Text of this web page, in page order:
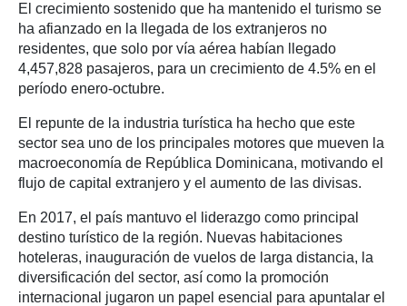
El crecimiento sostenido que ha mantenido el turismo se
ha afianzado en la llegada de los extranjeros no
residentes, que solo por vía aérea habían llegado
4,457,828 pasajeros, para un crecimiento de 4.5% en el
período enero-octubre.
El repunte de la industria turística ha hecho que este
sector sea uno de los principales motores que mueven la
macroeconomía de República Dominicana, motivando el
flujo de capital extranjero y el aumento de las divisas.
En 2017, el país mantuvo el liderazgo como principal
destino turístico de la región. Nuevas habitaciones
hoteleras, inauguración de vuelos de larga distancia, la
diversificación del sector, así como la promoción
internacional jugaron un papel esencial para apuntalar el